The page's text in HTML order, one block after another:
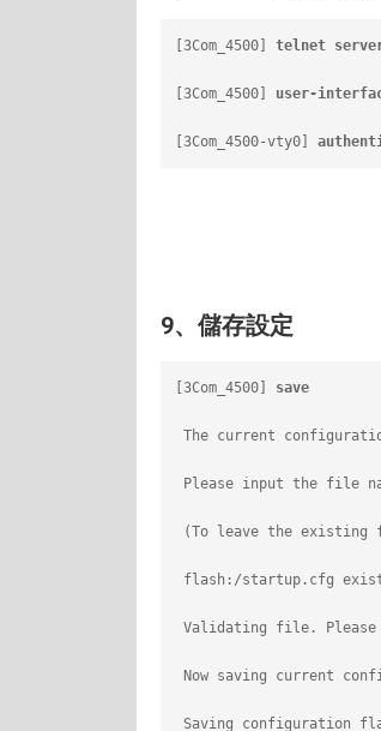
[3Com_4500] telnet
[3Com_4500] user-
[3Com_4500-vty0]
9、儲存設定
[3Com_4500] save //
The current
Please input the file
(To leave the existing
flash:/startup.cfg
Validating file.
Now saving current
Saving configuration